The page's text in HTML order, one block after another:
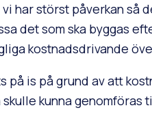
har störst påverkan så
det som ska byggas
kostnadsdrivande
is på grund av att
kunna